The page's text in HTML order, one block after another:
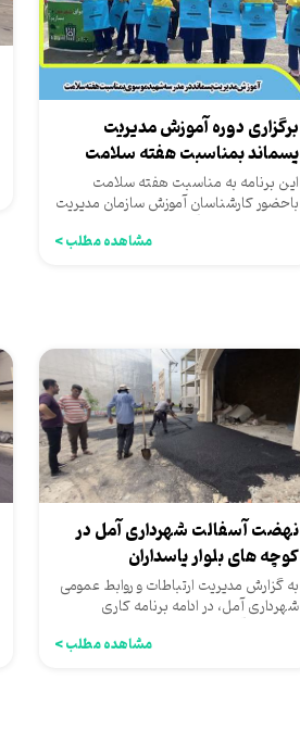
برگزاری دوره آموزش مدیریت
پسماند بمناسبت هفته سلامت
این برنامه به مناسبت هفته سلامت
باحضور کارشناسان آموزش سازمان مدیریت
پسماند شهرداری آمل و بامحوریت...
مشاهده مطلب >
نهضت آسفالت شهرداری آمل در
کوچه های بلوار پاسداران
به گزارش مدیریت ارتباطات و روابط عمومی
شهرداری آمل، در ادامه برنامه کاری
شهرداری آمل به منظور بهبود...
مشاهده مطلب >